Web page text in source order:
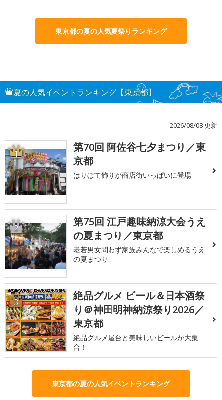
東京都の夏の人気夏祭りランキング
夏の人気イベントランキング【東京都】
2026/08/08 更新
1
第70回 阿佐谷七夕まつり／東
京都
はりぼて飾りが商店街いっぱいに登場
2
第75回 江戸趣味納涼大会うえ
の夏まつり／東京都
老若男女問わず家族みんなで楽しめるうえ
の夏まつり
3
絶品グルメ ビール＆日本酒祭
り＠神田明神納涼祭り2026／
東京都
絶品グルメ屋台と美味しいビールが大集
合！
東京都の夏の人気イベントランキング